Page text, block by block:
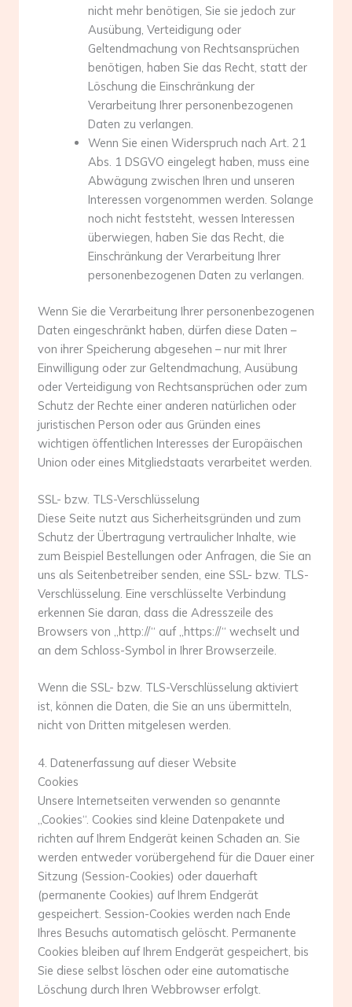
nicht mehr benötigen, Sie sie jedoch zur
Ausübung, Verteidigung oder
Geltendmachung von Rechtsansprüchen
benötigen, haben Sie das Recht, statt der
Löschung die Einschränkung der
Verarbeitung Ihrer personenbezogenen
Daten zu verlangen.
Wenn Sie einen Widerspruch nach Art. 21
Abs. 1 DSGVO eingelegt haben, muss eine
Abwägung zwischen Ihren und unseren
Interessen vorgenommen werden. Solange
noch nicht feststeht, wessen Interessen
überwiegen, haben Sie das Recht, die
Einschränkung der Verarbeitung Ihrer
personenbezogenen Daten zu verlangen.
Wenn Sie die Verarbeitung Ihrer personenbezogenen
Daten eingeschränkt haben, dürfen diese Daten –
von ihrer Speicherung abgesehen – nur mit Ihrer
Einwilligung oder zur Geltendmachung, Ausübung
oder Verteidigung von Rechtsansprüchen oder zum
Schutz der Rechte einer anderen natürlichen oder
juristischen Person oder aus Gründen eines
wichtigen öffentlichen Interesses der Europäischen
Union oder eines Mitgliedstaats verarbeitet werden.
SSL- bzw. TLS-Verschlüsselung
Diese Seite nutzt aus Sicherheitsgründen und zum
Schutz der Übertragung vertraulicher Inhalte, wie
zum Beispiel Bestellungen oder Anfragen, die Sie an
uns als Seitenbetreiber senden, eine SSL- bzw. TLS-
Verschlüsselung. Eine verschlüsselte Verbindung
erkennen Sie daran, dass die Adresszeile des
Browsers von „http://“ auf „https://“ wechselt und
an dem Schloss-Symbol in Ihrer Browserzeile.
Wenn die SSL- bzw. TLS-Verschlüsselung aktiviert
ist, können die Daten, die Sie an uns übermitteln,
nicht von Dritten mitgelesen werden.
4. Datenerfassung auf dieser Website
Cookies
Unsere Internetseiten verwenden so genannte
„Cookies“. Cookies sind kleine Datenpakete und
richten auf Ihrem Endgerät keinen Schaden an. Sie
werden entweder vorübergehend für die Dauer einer
Sitzung (Session-Cookies) oder dauerhaft
(permanente Cookies) auf Ihrem Endgerät
gespeichert. Session-Cookies werden nach Ende
Ihres Besuchs automatisch gelöscht. Permanente
Cookies bleiben auf Ihrem Endgerät gespeichert, bis
Sie diese selbst löschen oder eine automatische
Löschung durch Ihren Webbrowser erfolgt.